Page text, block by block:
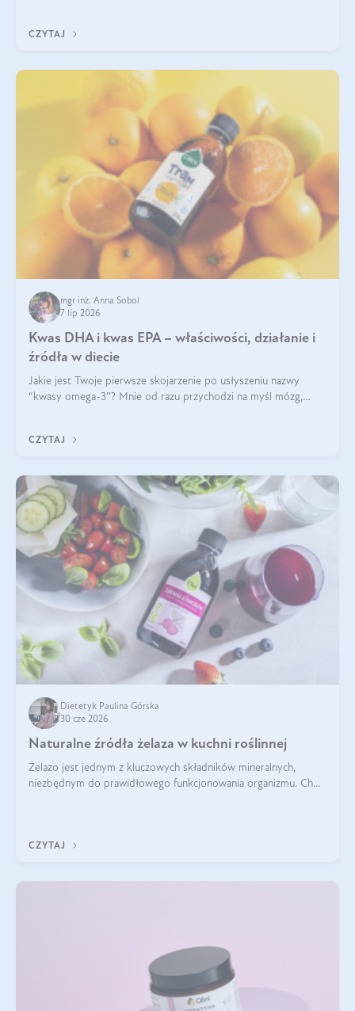
CZYTAJ
mgr inż. Anna Sobol
7 lip 2026
Kwas DHA i kwas EPA – właściwości, działanie i
źródła w diecie
Jakie jest Twoje pierwsze skojarzenie po usłyszeniu nazwy
“kwasy omega-3”? Mnie od razu przychodzi na myśl mózg,
EPA.
CZYTAJ
Dietetyk Paulina Górska
30 cze 2026
Naturalne źródła żelaza w kuchni roślinnej
Żelazo jest jednym z kluczowych składników mineralnych,
niezbędnym do prawidłowego funkcjonowania organizmu. Choć
CZYTAJ